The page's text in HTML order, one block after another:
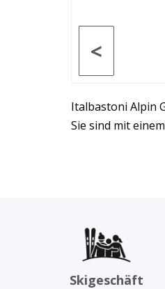
<
Italbastoni Alpin
Sie sind mit
Skigeschäft